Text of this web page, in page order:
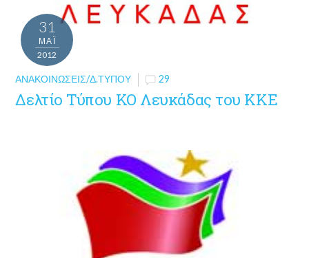
31
ΜΑΪ́
2012
ΑΝΑΚΟΙΝΏΣΕΙΣ/Δ.ΤΎΠΟΥ 29
Δελτίο Τύπου ΚΟ Λευκάδας του ΚΚΕ